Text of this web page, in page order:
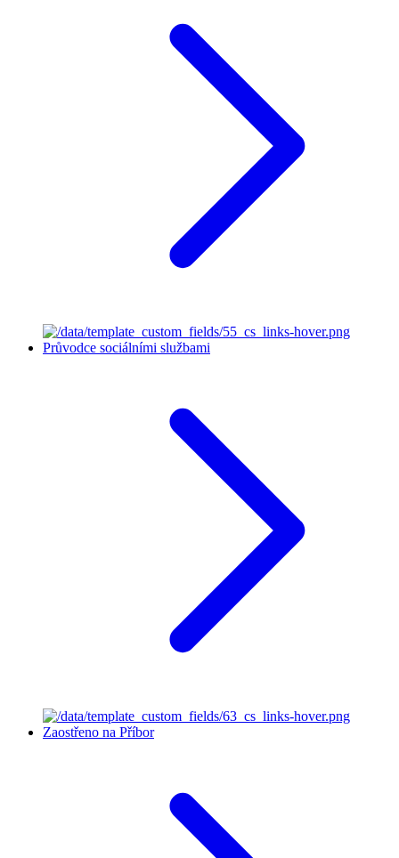
Průvodce sociálními službami
Zaostřeno na Příbor